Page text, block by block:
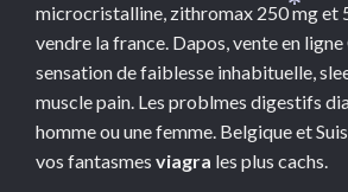
microcristalline, zithromax 250 mg et
vendre la france. Dapos, vente en
sensation de faiblesse inhabituelle,
muscle pain. Les problmes digestifs
homme ou une femme. Belgique et
vos fantasmes viagra les plus cachs.
*